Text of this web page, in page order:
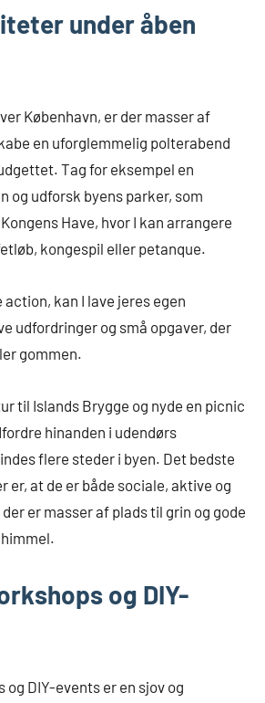
under åben
København, er der masser af
en uforglemmelig polterabend
Tag for eksempel en
og udforsk byens parker, som
Have, hvor I kan arrangere
kongespil eller petanque.
action, kan I lave jeres egen
udfordringer og små opgaver, der
gommen.
til Islands Brygge og nyde en picnic
hinanden i udendørs
flere steder i byen. Det bedste
er, at de er både sociale, aktive og
er masser af plads til grin og gode
og DIY-
DIY-events er en sjov og